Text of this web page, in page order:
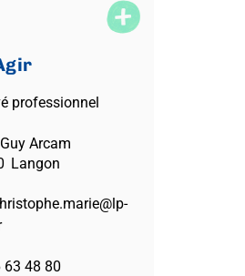
professionnel
Arcam
Langon
63 48 80